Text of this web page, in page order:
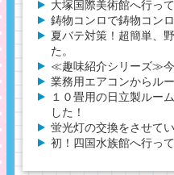
大塚国際美術館へ行っ
鋳物コンロで鋳物コン
夏バテ対策！超簡単、
た。
≪趣味紹介シリーズ≫
業務用エアコンからル
１０畳用の日立製ルー
した！
蛍光灯の交換をさせて
初！四国水族館へ行っ